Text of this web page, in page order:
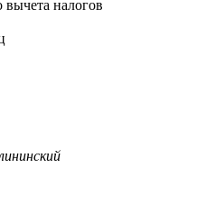
вычета налогов